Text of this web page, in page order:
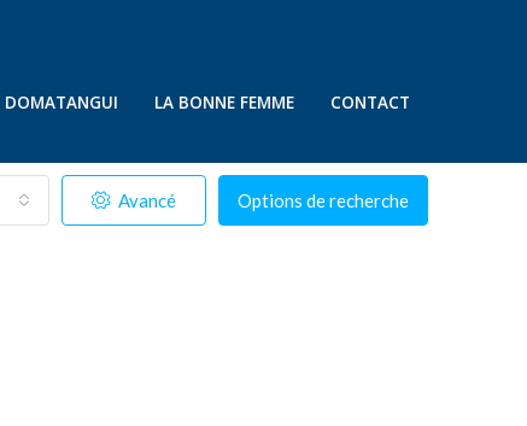
DOMATANGUI LA BONNE FEMME CONTACT
Avancé Options de recherche